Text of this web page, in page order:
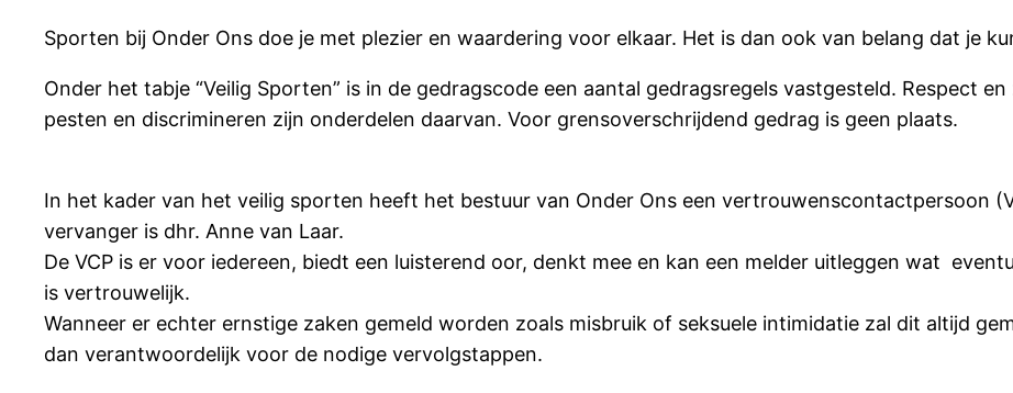
Sporten bij Onder Ons doe je met plezier en waardering voor elkaar. Het is dan ook van belang dat je
Onder het tabje “Veilig Sporten” is in de gedragscode een aantal gedragsregels vastgesteld. Respect
pesten en discrimineren zijn onderdelen daarvan. Voor grensoverschrijdend gedrag is geen plaats.
In het kader van het veilig sporten heeft het bestuur van Onder Ons een vertrouwenscontactpersoon
vervanger is dhr. Anne van Laar.
De VCP is er voor iedereen, biedt een luisterend oor, denkt mee en kan een melder uitleggen wat
is vertrouwelijk.
Wanneer er echter ernstige zaken gemeld worden zoals misbruik of seksuele intimidatie zal dit altijd
dan verantwoordelijk voor de nodige vervolgstappen.